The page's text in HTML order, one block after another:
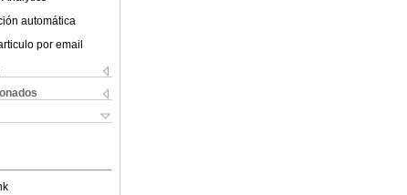
automática
por email